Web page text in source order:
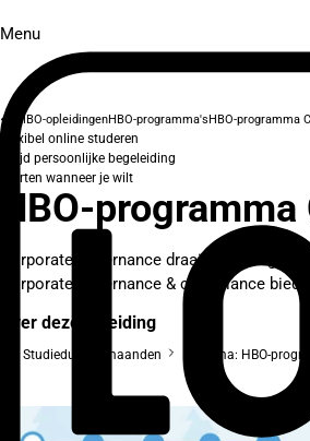
Menu
HBO-opleidingenHBO-programma'sHBO-programma
Flexibel online studeren
Altijd persoonlijke begeleiding
Starten wanneer je wilt
HBO-
Corporate governance draait om het
Corporate governance & compliance
Over deze opleiding
Studieduur: 2 maanden Diploma: HBO-